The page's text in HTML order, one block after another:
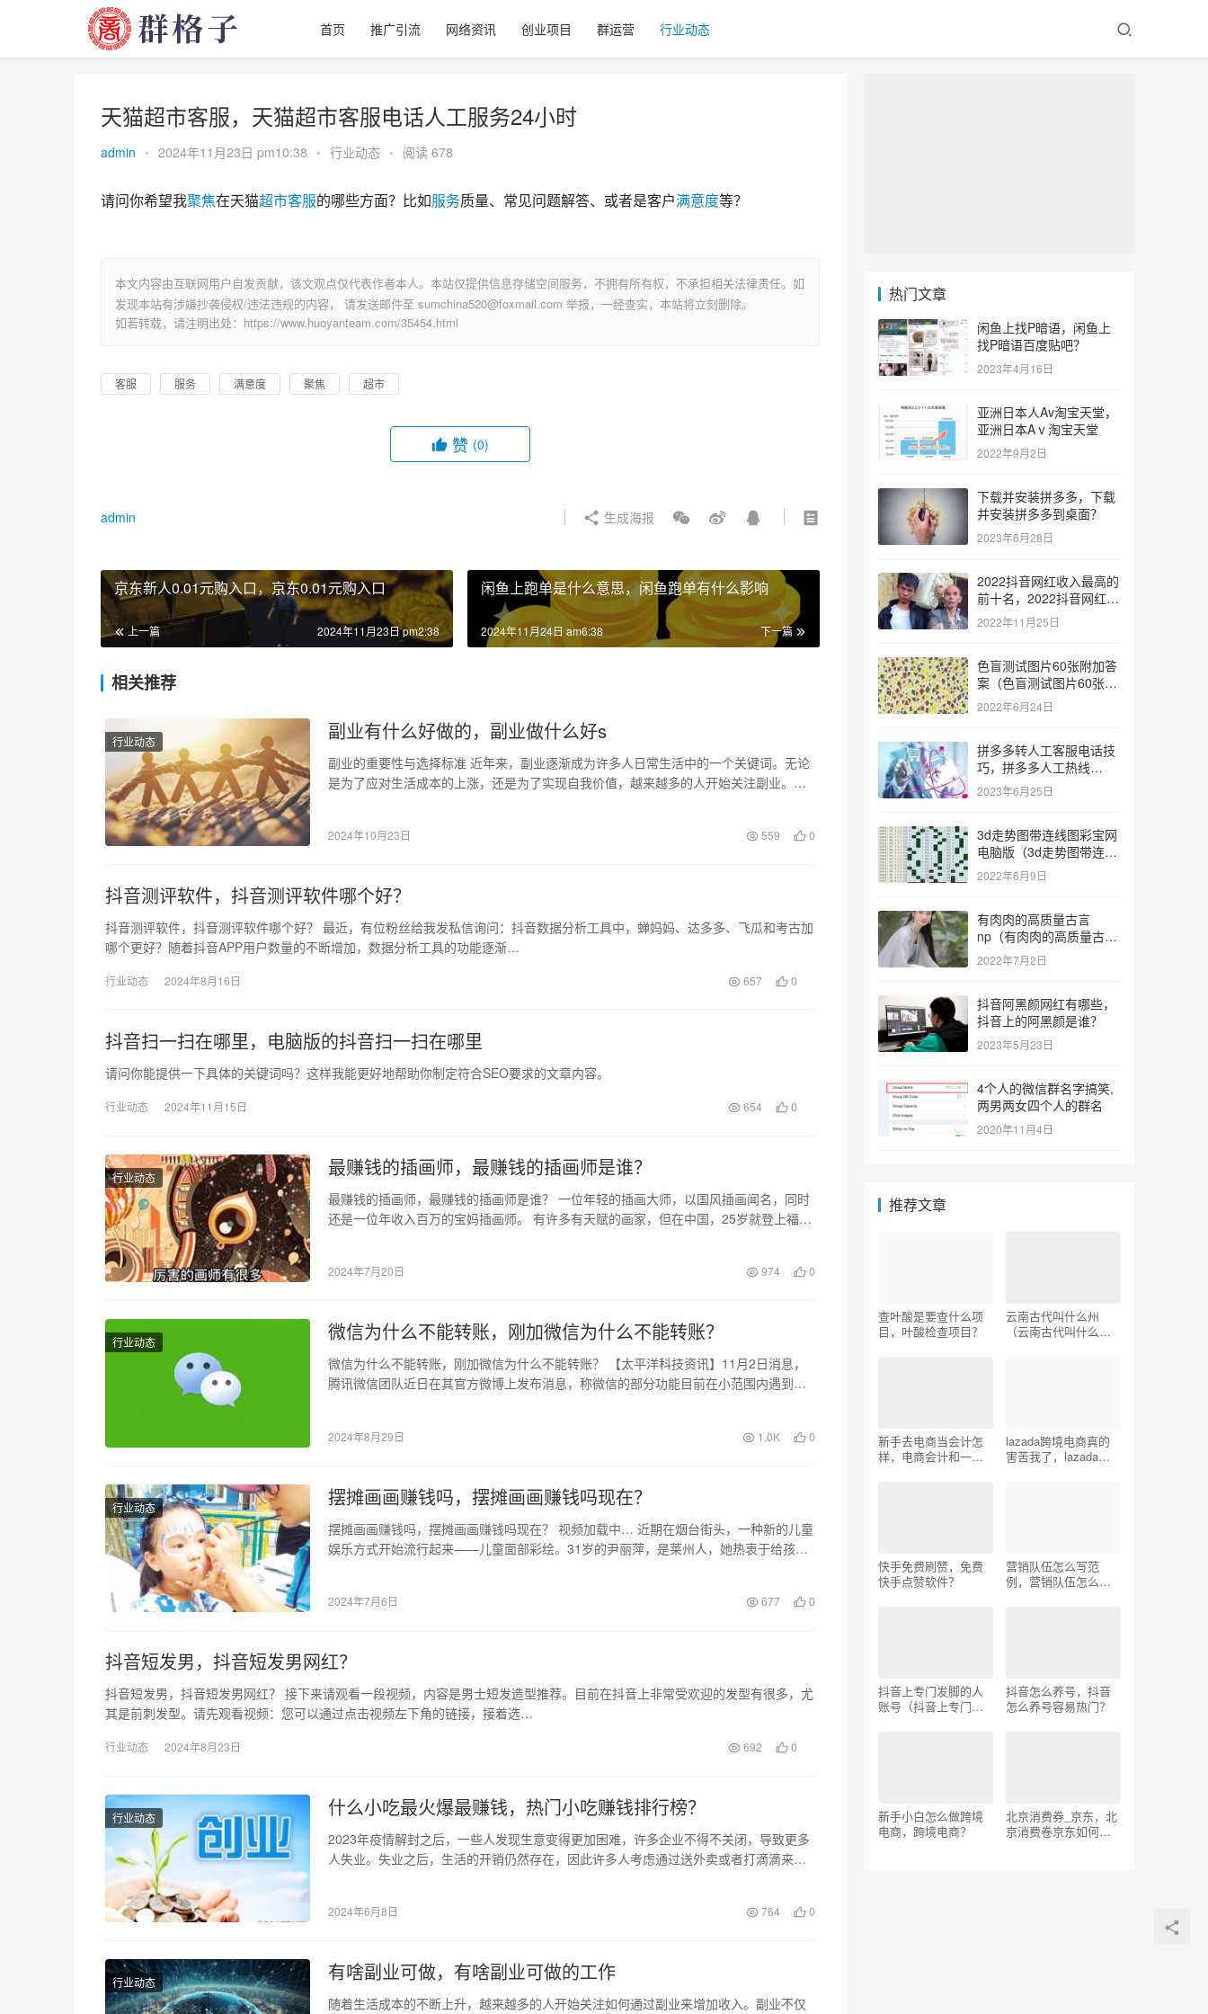
首页 推广引流 网络资讯 创业项目 群运营 行业动态
天猫超市客服，天猫超市客服电话人工服务24小时
admin • 2024年11月23日 pm10:38 • 行业动态 • 阅读 678
请问你希望我聚焦在天猫超市客服的哪些方面？比如服务质量、常见问题解答、或者是客户满意度等？
本文内容由互联网用户自发贡献，该文观点仅代表作者本人。本站仅提供信息存储空间服务，不拥有所有权，不承担相关法律责任。如
发现本站有涉嫌抄袭侵权/违法违规的内容， 请发送邮件至 sumchina520@foxmail.com 举报，一经查实，本站将立刻删除。
如若转载，请注明出处：https://www.huoyanteam.com/35454.html
客服 服务 满意度 聚焦 超市
赞 (0)
admin 生成海报
京东新人0.01元购入口，京东0.01元购入口
上一篇 2024年11月23日 pm2:38
闲鱼上跑单是什么意思，闲鱼跑单有什么影响
下一篇
2024年11月24日 am6:38
相关推荐
行业动态 副业有什么好做的，副业做什么好s
副业的重要性与选择标准 近年来，副业逐渐成为许多人日常生活中的一个关键词。无论
是为了应对生活成本的上涨，还是为了实现自我价值，越来越多的人开始关注副业。但
2024年10月23日 559 0
抖音测评软件，抖音测评软件哪个好？
抖音测评软件，抖音测评软件哪个好？ 最近，有位粉丝给我发私信询问：抖音数据分析工具中，蝉妈妈、达多多、飞瓜和考古加
哪个更好？随着抖音APP用户数量的不断增加，数据分析工具的功能逐渐…
行业动态 2024年8月16日 657 0
抖音扫一扫在哪里，电脑版的抖音扫一扫在哪里
请问你能提供一下具体的关键词吗？这样我能更好地帮助你制定符合SEO要求的文章内容。
行业动态 2024年11月15日 654 0
行业动态 最赚钱的插画师，最赚钱的插画师是谁？
最赚钱的插画师，最赚钱的插画师是谁？ 一位年轻的插画大师，以国风插画闻名，同时
还是一位年收入百万的宝妈插画师。 有许多有天赋的画家，但在中国，25岁就登上福布
2024年7月20日 974 0
行业动态 微信为什么不能转账，刚加微信为什么不能转账？
微信为什么不能转账，刚加微信为什么不能转账？ 【太平洋科技资讯】11月2日消息，
腾讯微信团队近日在其官方微博上发布消息，称微信的部分功能目前在小范围内遇到了
2024年8月29日 1.0K 0
行业动态 摆摊画画赚钱吗，摆摊画画赚钱吗现在？
摆摊画画赚钱吗，摆摊画画赚钱吗现在？ 视频加载中… 近期在烟台街头，一种新的儿童
娱乐方式开始流行起来——儿童面部彩绘。31岁的尹丽萍，是莱州人，她热衷于给孩子
2024年7月6日 677 0
抖音短发男，抖音短发男网红？
抖音短发男，抖音短发男网红？ 接下来请观看一段视频，内容是男士短发造型推荐。目前在抖音上非常受欢迎的发型有很多，尤
其是前刺发型。请先观看视频：您可以通过点击视频左下角的链接，接着选…
行业动态 2024年8月23日 692 0
行业动态 什么小吃最火爆最赚钱，热门小吃赚钱排行榜？
2023年疫情解封之后，一些人发现生意变得更加困难，许多企业不得不关闭，导致更多
人失业。失业之后，生活的开销仍然存在，因此许多人考虑通过送外卖或者打滴滴来解
2024年6月8日 764 0
行业动态 有啥副业可做，有啥副业可做的工作
随着生活成本的不断上升，越来越多的人开始关注如何通过副业来增加收入。副业不仅
热门文章
闲鱼上找P暗语，闲鱼上
找P暗语百度贴吧？
2023年4月16日
亚洲日本人Av淘宝天堂，
亚洲日本Aⅴ淘宝天堂
2022年9月2日
下载并安装拼多多，下载
并安装拼多多到桌面？
2023年6月28日
2022抖音网红收入最高的
前十名，2022抖音网红收
入最高的前十名有哪些？
2022年11月25日
色盲测试图片60张附加答
案（色盲测试图片60张复
杂）
2022年6月24日
拼多多转人工客服电话技
巧，拼多多人工热线
9541344？
2023年6月25日
3d走势图带连线图彩宝网
电脑版（3d走势图带连线
图彩宝网手机版）
2022年6月9日
有肉肉的高质量古言
np（有肉肉的高质量古言
np推荐）
2022年7月2日
抖音阿黑颜网红有哪些，
抖音上的阿黑颜是谁？
2023年5月23日
4个人的微信群名字搞笑,
两男两女四个人的群名
2020年11月4日
推荐文章
查叶酸是要查什么项
目，叶酸检查项目？
云南古代叫什么州
（云南古代叫什么
新手去电商当会计怎
样，电商会计和一般
lazada跨境电商真的
害苦我了，lazada电
快手免费刷赞，免费
快手点赞软件？
营销队伍怎么写范
例，营销队伍怎么写
抖音上专门发脚的人
账号（抖音上专门发
抖音怎么养号，抖音
怎么养号容易热门？
新手小白怎么做跨境
电商，跨境电商？
北京消费券_京东，北
京消费卷京东如何领